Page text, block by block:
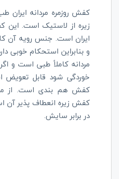
زیره از لاستیک است. این
ایران است. جنس رویه آن
و بنابراین استحکام خوبی
مردانه کاملاً طبی است و
خوردگی شود قابل
کفش هم بندی است. از
کفش زیره انعطاف پذیر
در برابر سایش.